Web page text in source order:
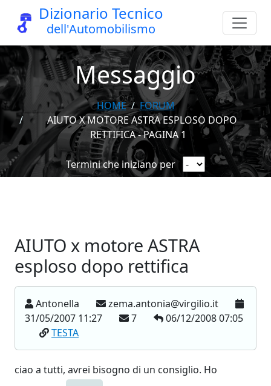
Dizionario Tecnico
dell'Automobilismo
Messaggio
HOME
FORUM
AIUTO X MOTORE ASTRA ESPLOSO DOPO
RETTIFICA - PAGINA 1
Termini che iniziano per
AIUTO x motore ASTRA
esploso dopo rettifica
Antonella
zema.antonia@virgilio.it
31/05/2007 11:27
7
06/12/2008 07:05
TESTA
ciao a tutti, avrei bisogno di un consiglio. Ho